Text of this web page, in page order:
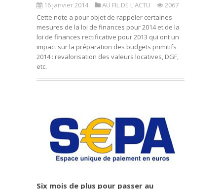
16 janvier 2014 AU FIL DE L'ACTU
2067
Cette note a pour objet de rappeler certaines
mesures de la loi de finances pour 2014 et de la
loi de finances rectificative pour 2013 qui ont un
impact sur la préparation des budgets primitifs
2014 : revalorisation des valeurs locatives, DGF,
etc.
Six mois de plus pour passer au